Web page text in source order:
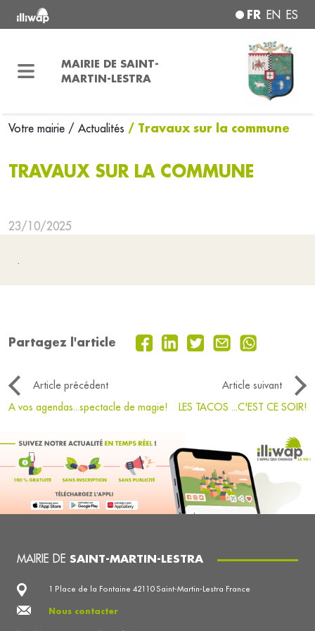
FR EN ES
MAIRIE DE SAINT-
MARTIN-LESTRA
Votre mairie / Actualités / Travaux sur la commune
TRAVAUX SUR LA COMMUNE
23/10/2025
.
Partagez l'article
Article précédent
Article suivant
A vos agendas...spectacle de magie!
LES TACOS ...C'EST CE SOIR!
MAIRIE DE SAINT-MARTIN-LESTRA
1 Place de la Fontaine 42110 Saint-Martin-Lestra France
Nous contacter